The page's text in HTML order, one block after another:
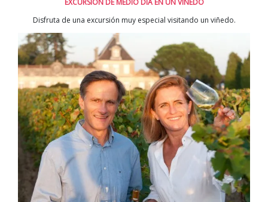
EXCURSIÓN DE MEDIO DÍA EN UN VIÑEDO
Disfruta de una excursión muy especial visitando un viñedo.